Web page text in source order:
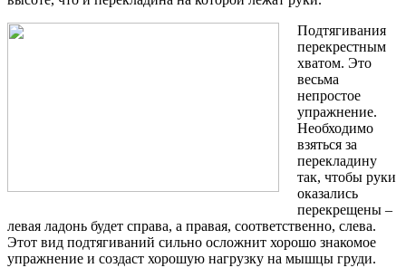
Подтягивания
перекрестным
хватом. Это
весьма
непростое
упражнение.
Необходимо
взяться за
перекладину
так, чтобы руки
оказались
перекрещены –
левая ладонь будет справа, а правая, соответственно, слева.
Этот вид подтягиваний сильно осложнит хорошо знакомое
упражнение и создаст хорошую нагрузку на мышцы груди.